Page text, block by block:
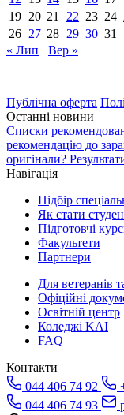
19 20 21 22 23 24
26 27 28 29 30 31
« Лип
Вер »
Публічна оферта
Останні новини
Списки
рекомендацію до
оригінали?
Навігація
Підбір
Як стати
Підготовчі
Факультети
Партнери
Для ветеранів
Офіційні
Освітній центр
Коледжі KAI
FAQ
Контакти
044 406 74 92
044 406 74 93